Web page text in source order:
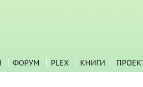
ФОРУМ PLEX КНИГИ